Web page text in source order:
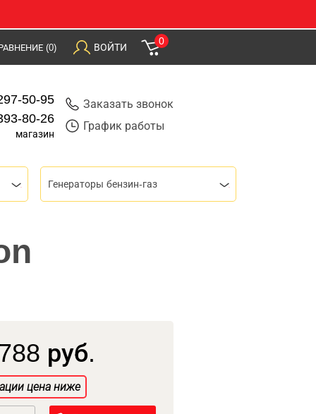
(0) ВОЙТИ
0
50-95
80-26
магазин
Заказать звонок
График работы
Генераторы бензин-газ
руб.
цена ниже